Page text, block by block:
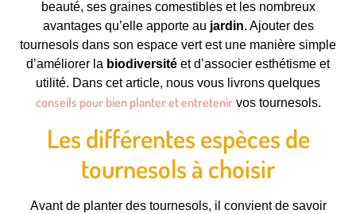
beauté, ses graines comestibles et les nombreux
avantages qu’elle apporte au jardin. Ajouter des
tournesols dans son espace vert est une manière simple
d’améliorer la biodiversité et d’associer esthétisme et
utilité. Dans cet article, nous vous livrons quelques
conseils pour bien planter et entretenirvos tournesols.
Les différentes espèces de
tournesols à choisir
Avant de planter des tournesols, il convient de savoir